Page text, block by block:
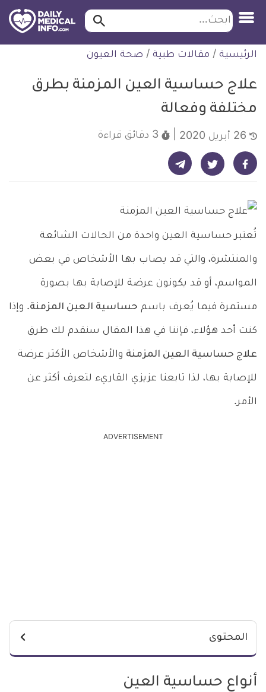
التخطي
للمحتوى
ابحث ابحث…
الرئيسية / مقالات طبية / صحة العيون
علاج حساسية العين المزمنة بطرق
مختلفة وفعالة
3 دقائق قراءة
شارك على فيسبوك - ديلي ميديكال انفو شارك على تويتر - ديلي ميديكال انفو شارك على تيليجرام - ديلي ميديكال انفو
تُعتبر حساسية العين واحدة من الحالات الشائعة
والمنتشرة، والتي قد يصاب بها الأشخاص في بعض
المواسم، أو قد يكونون عرضة للإصابة بها بصورة
مستمرة فيما يُعرف باسم حساسية العين المزمنة. وإذا
كنت أحد هؤلاء، فإننا في هذا المقال سنقدم لك طرق
علاج حساسية العين المزمنة والأشخاص الأكثر عرضة
للإصابة بها، لذا تابعنا عزيزي القاريء لتعرف أكثر عن
الأمر.
ADVERTISEMENT
المحتوى
أنواع حساسية العين